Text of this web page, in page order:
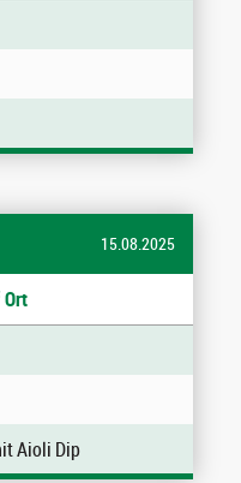
15.08.2025
Aioli Dip